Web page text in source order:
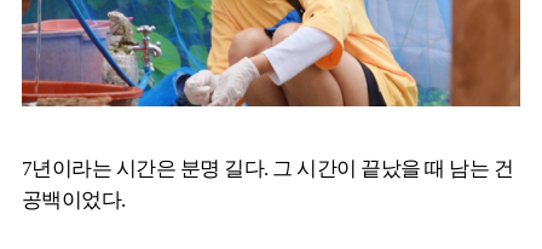
7년이라는 시간은 분명 길다. 그 시간이 끝났을 때 남는 건
공백이었다.